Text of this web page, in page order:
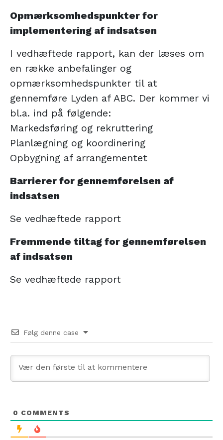
Opmærksomhedspunkter for
implementering af indsatsen
I vedhæftede rapport, kan der læses om
en række anbefalinger og
opmærksomhedspunkter til at
gennemføre Lyden af ABC. Der kommer vi
bl.a. ind på følgende:
Markedsføring og rekruttering
Planlægning og koordinering
Opbygning af arrangementet
Barrierer for gennemførelsen af
indsatsen
Se vedhæftede rapport
Fremmende tiltag for gennemførelsen
af indsatsen
Se vedhæftede rapport
Følg denne case
0 COMMENTS